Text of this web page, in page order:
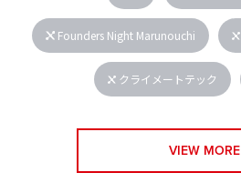
Founders Night Marunouchi
クライメートテック
VIEW MORE